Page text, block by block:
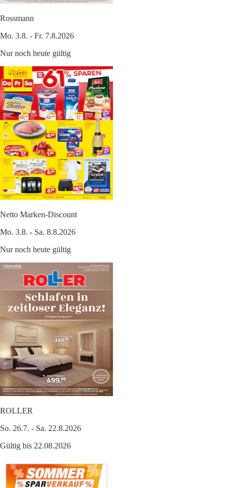
Rossmann
Mo. 3.8. - Fr. 7.8.2026
Nur noch heute gültig
Netto Marken-Discount
Mo. 3.8. - Sa. 8.8.2026
Nur noch heute gültig
ROLLER
So. 26.7. - Sa. 22.8.2026
Gültig bis 22.08.2026